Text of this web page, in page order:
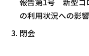
の利用状況への影
閉会